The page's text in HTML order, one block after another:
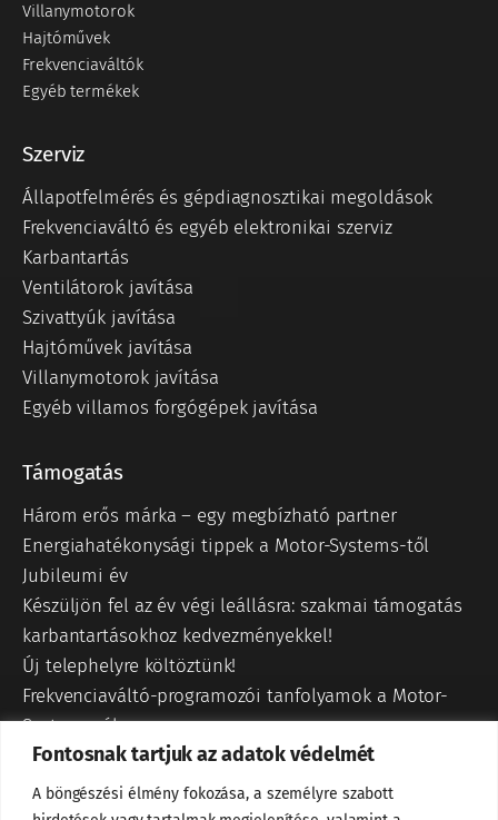
Fontosnak tartjuk az adatok védelmét
A böngészési élmény fokozása, a személyre szabott
Villanymotorok
Hajtóművek
Frekvenciaváltók
Egyéb termékek
Szerviz
Állapotfelmérés és gépdiagnosztikai megoldások
Frekvenciaváltó és egyéb elektronikai szerviz
Karbantartás
Ventilátorok javítása
Szivattyúk javítása
Hajtóművek javítása
Villanymotorok javítása
Egyéb villamos forgógépek javítása
Támogatás
Három erős márka – egy megbízható partner
Energiahatékonysági tippek a Motor-Systems-től
Jubileumi év
Készüljön fel az év végi leállásra: szakmai támogatás
karbantartásokhoz kedvezményekkel!
Új telephelyre költöztünk!
Frekvenciaváltó-programozói tanfolyamok a Motor-
Systemsnél
Frekvenciaváltók előnyei
Hajtómű összeszerelés